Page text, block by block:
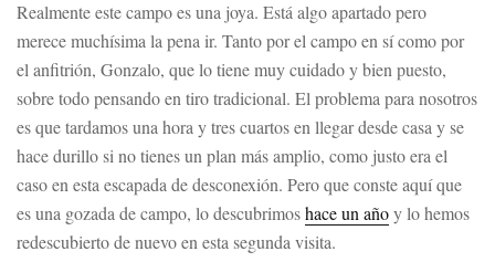
Realmente este campo es una joya. Está algo apartado pero
merece muchísima la pena ir. Tanto por el campo en sí como por
el anfitrión, Gonzalo, que lo tiene muy cuidado y bien puesto,
sobre todo pensando en tiro tradicional. El problema para nosotros
es que tardamos una hora y tres cuartos en llegar desde casa y se
hace durillo si no tienes un plan más amplio, como justo era el
caso en esta escapada de desconexión. Pero que conste aquí que
es una gozada de campo, lo descubrimoshace un añoy lo hemos
redescubierto de nuevo en esta segunda visita.